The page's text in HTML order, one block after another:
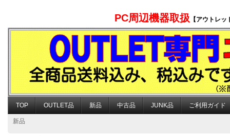
PC周辺機器取扱 【アウトレ
TOP OUTLET品 新品 中古品 JUNK品 ご利用ガイド
新品